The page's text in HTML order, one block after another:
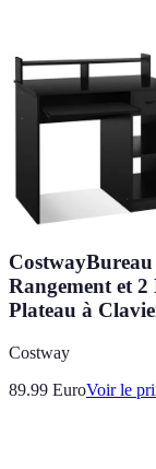
Rangement et
Plateau à
Costway
89.99 EuroVoir le